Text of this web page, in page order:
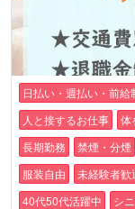
日払い・週払い・前給
人と接するお仕事
体
長期勤務
禁煙・分煙
服装自由
未経験者歓
40代50代活躍中
シ